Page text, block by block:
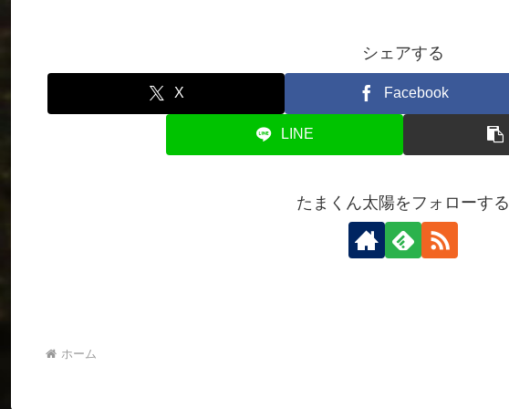
シェアする
X Facebook
LINE
たまくん太陽をフォローする
ホーム